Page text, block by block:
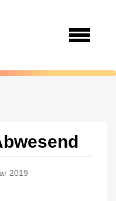
2019